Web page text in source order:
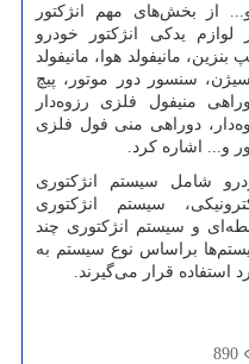
از بخش‌های مهم انژکتور
یدکی انژکتور خودرو
مانیفولد هوا، مانیفولد
سنسور دور موتور، پیچ
منیفول فلزی رزوه‌دار
دوراهی منی فول فلزی
و... اشاره کرد.
شامل سیستم انژکتوری
سیستم انژکتوری
و سیستم انژکتوری چند
براساس نوع سیستم به
استفاده قرار می‌گیرند.
890